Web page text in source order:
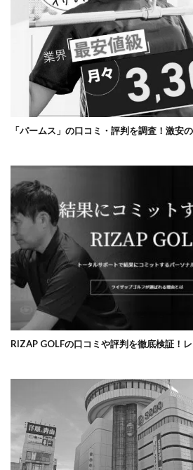
「パームス」の口コミ・評判を調査！激安
RIZAP GOLFの口コミや評判を徹底検証！